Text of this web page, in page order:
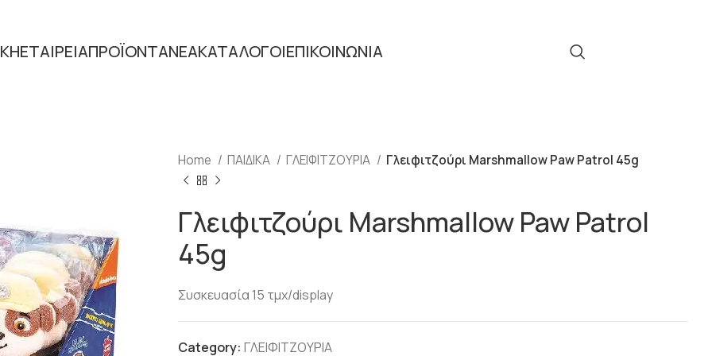
ΕΤΑΙΡΕΙΑΠΡΟΪΟΝΤΑΝΕΑΚΑΤΑΛΟΓΟΙΕΠΙΚΟΙΝΩΝΙΑ
Home ΠΑΙΔΙΚΑ ΓΛΕΙΦΙΤΖΟΥΡΙΑ Γλειφιτζούρι Marshmallow Paw Patrol 45g
Γλειφιτζούρι Marshmallow Paw Patrol
45g
Συσκευασία 15 τμχ/display
Category: ΓΛΕΙΦΙΤΖΟΥΡΙΑ